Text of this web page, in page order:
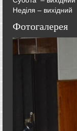
Неділя – вихідний
Фотогалерея